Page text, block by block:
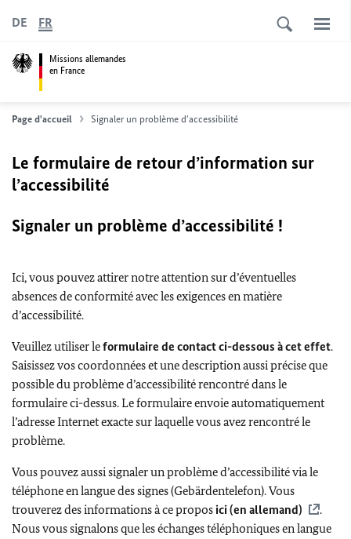
Missions allemandes
en France
DE FR
Page d'accueil Signaler un problème d'accessibilité
Le formulaire de retour d’information sur
l’accessibilité
Signaler un problème d’accessibilité !
Ici, vous pouvez attirer notre attention sur d’éventuelles
absences de conformité avec les exigences en matière
d’accessibilité.
Veuillez utiliser leformulaire de contact ci-dessous à cet effet.
Saisissez vos coordonnées et une description aussi précise que
possible du problème d’accessibilité rencontré dans le
formulaire ci-dessus. Le formulaire envoie automatiquement
l’adresse Internet exacte sur laquelle vous avez rencontré le
problème.
Vous pouvez aussi signaler un problème d’accessibilité via le
téléphone en langue des signes (Gebärdentelefon). Vous
trouverez des informations à ce propos ici (en allemand)
.
Nous vous signalons que les échanges téléphoniques en langue